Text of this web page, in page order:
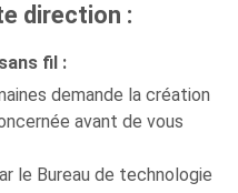
direction :
fil :
demande la création
avant de vous
le Bureau de technologie